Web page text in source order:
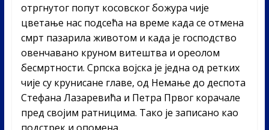
отргнутог попут косовског божура чије
цветање нас подсећа на време када се отмена
смрт пазарила животом и када је господство
овенчавано круном витештва и ореолом
бесмртности. Српска војска је једна од ретких
чије су крунисане главе, од Немање до деспота
Стефана Лазаревића и Петра Првог корачале
пред својим ратницима. Тако је записано као
подстрек и опомена.